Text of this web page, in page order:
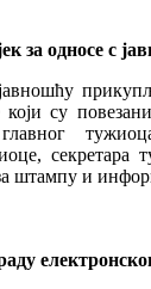
к за односе с
који су
секретара
штампу и